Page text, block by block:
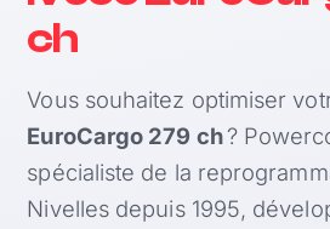
ch
Vous souhaitez optimiser
EuroCargo 279 ch?
spécialiste de la
Nivelles depuis 1995,